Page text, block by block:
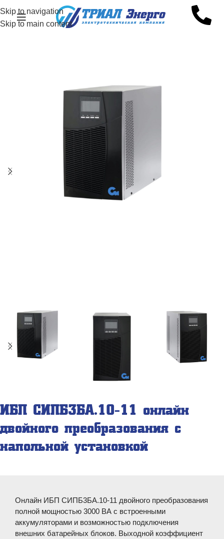
Skip to navigation
Skip to main content
ИБП СИПБ3БА.10-11 онлайн
двойного преобразования с
напольной установкой
Онлайн ИБП СИПБ3БА.10-11 двойного преобразования
полной мощностью 3000 ВА с встроенными
аккумуляторами и возможностью подключения
внешних батарейных блоков. Выходной коэффициент